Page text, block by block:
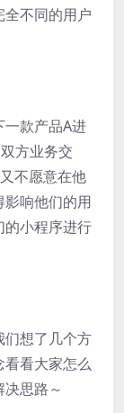
不同的用户
款产品A进
方业务交
不愿意在他
响他们的用
的小程序进行
们想了几个方
看大家怎么
思路～